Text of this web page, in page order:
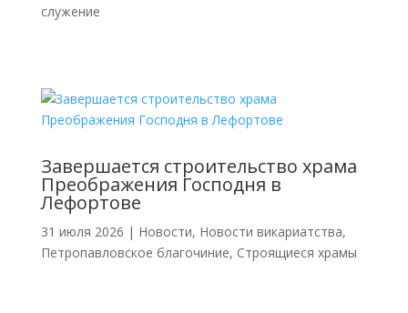
служение
Завершается строительство храма
Преображения Господня в
Лефортове
31 июля 2026 | Новости, Новости викариатства,
Петропавловское благочиние, Строящиеся храмы